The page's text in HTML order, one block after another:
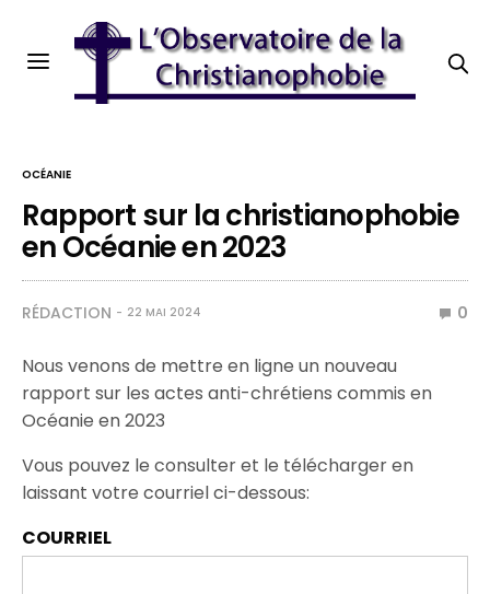
OCÉANIE
Rapport sur la christianophobie
en Océanie en 2023
RÉDACTION 22 MAI 2024 0
Nous venons de mettre en ligne un nouveau
rapport sur les actes anti-chrétiens commis en
Océanie en 2023
Vous pouvez le consulter et le télécharger en
laissant votre courriel ci-dessous:
COURRIEL